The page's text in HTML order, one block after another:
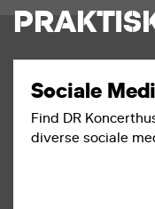
Sociale
Find DR
diverse sociale